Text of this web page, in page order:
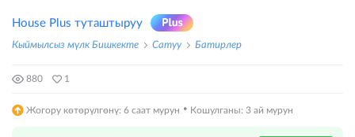
House Plus туташтыруу
Кыймылсыз мүлк Бишкекте Сатуу Батирлер
880 1
Жогору көтөрүлгөнү: 6 саат мурун · Кошулганы: 3 ай мурун